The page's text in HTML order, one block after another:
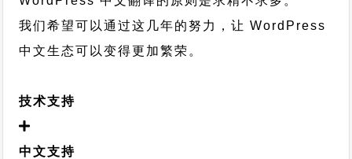
我们希望可以通过这几年的努力，让 WordPress
中文生态可以变得更加繁荣。
技术支持
中文支持